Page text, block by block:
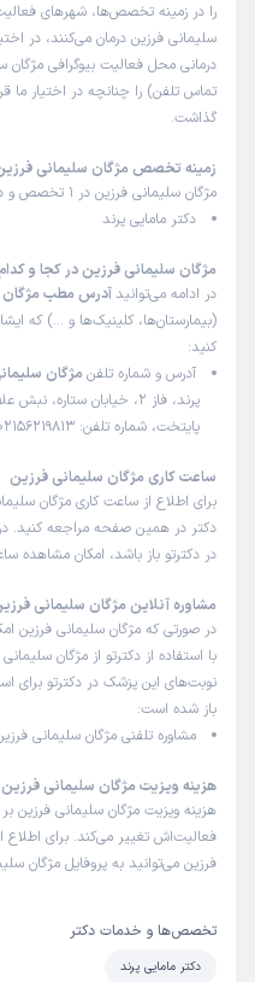
وحید
این پزشک را پیشنهاد میکنم
ایشون بسیار با سواد
دانا می باشند به علاوه خوش
علت مراجعه: درمان پی ام اس فرزندم
این پزشک را پیشنهاد میکنم
ایشون بسیار مهربان خوش
جا دارد ازهمین جا از
عزشون راضی هستم
علت مراجعه: درمان عفونت‌های تناسلی
ضحی
این پزشک را پیشنهاد میکنم
زمان انتظار:
از صمیم قلبم از خانم دکتر
عفونت‌های مکرر رنج می‌بردم
قرار گرفته بود. بعد از
در روند درمان مهمه.
همیشگی‌شون باعث شد حس
را در زمینه تخصص‌ها، شهرهای
سلیمانی فرزین درمان می‌کنند، در
درمانی محل فعالیت بیوگرافی
تماس تلفن) را چنانچه در اختیار ما
گذاشت.
زمینه تخصص مژگان سلیمانی
مژگان سلیمانی فرزین در 1 تخصص و در 1 شهر فعالیت دارند:
دکتر مامایی پرند
مژگان سلیمانی فرزین در کجا و
در ادامه می‌توانید آدرس مطب مژگان
(بیمارستان‌ها، کلینیک‌ها و …) که
کنید:
آدرس و شماره تلفن مژگان
پایتخت، شماره تلفن: 02156219813
ساعت کاری مژگان سلیمانی فرزین
برای اطلاع از ساعت کاری مژگان
دکتر در همین صفحه مراجعه کنید.
در دکترتو باز باشد، امکان مشاهده
مشاوره آنلاین مژگان سلیمانی
در صورتی که مژگان سلیمانی فرزین
با استفاده از دکترتو از مژگان
نوبت‌های این پزشک در دکترتو برای
باز شده است:
مشاوره تلفنی مژگان سلیمانی
هزینه ویزیت مژگان سلیمانی فرزین
هزینه ویزیت مژگان سلیمانی
فعالیت‌اش تغییر می‌کند. برای اطلاع
فرزین می‌توانید به پروفایل مژگان
تخصص‌ها و خدمات دکتر
دکتر مامایی پرند